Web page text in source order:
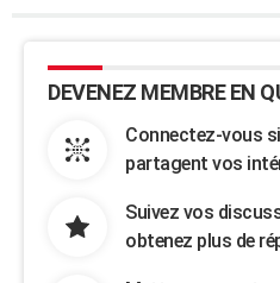
DEVENEZ MEMBRE EN
Connectez-vous
partagent vos
Suivez vos
obtenez plus de